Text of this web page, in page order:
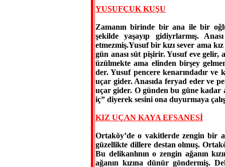
YUSUFÇUK KUŞU
Zamanın birinde bir ana ile bir
şekilde yaşayıp gidiyrlarmış.
etmezmiş.Yusuf bir kızı sever ama
gün anası süt pişirir. Yusuf eve gelir,
üzülmekte ama elinden birşey
der. Yusuf pencere kenarındadır
uçar gider. Anasıda feryad eder ve
uçar gider. O günden bu güne kadar
iç” diyerek sesini ona duyurmaya
KIZ UÇAN KAYA EFSANESİ
Ortaköy’de o vakitlerde zengin bir
güzellikte dillere destan olmuş.
Bu delikanlının o zengin ağanın
ağanın kızına dünür göndermiş.